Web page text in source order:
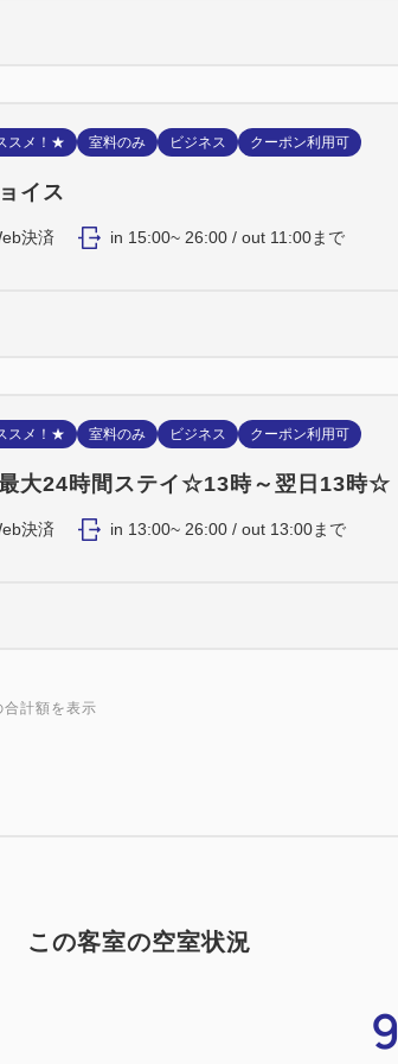
スメ！★ 室料のみ ビジネス クーポン利用可
イス
決済 in 15:00~ 26:00 / out 11:00まで
スメ！★ 室料のみ ビジネス クーポン利用可
大24時間ステイ☆13時～翌日13時☆
決済 in 13:00~ 26:00 / out 13:00まで
合計額を表示
この客室の空室状況
9